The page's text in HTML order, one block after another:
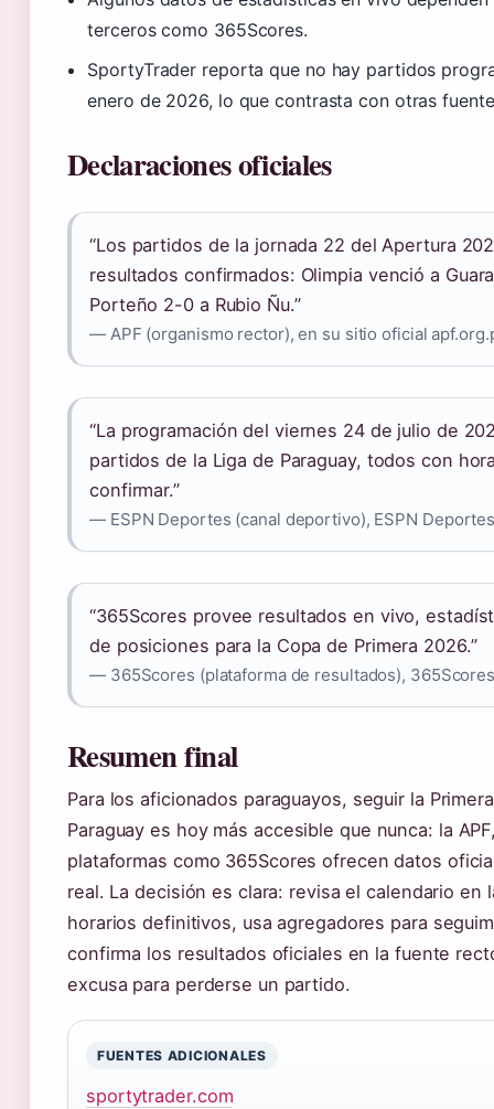
terceros como 365Scores.
SportyTrader reporta que no hay partidos
enero de 2026, lo que contrasta con otras
Declaraciones oficiales
“Los partidos de la jornada 22 del Apertura
resultados confirmados: Olimpia venció a
Porteño 2-0 a Rubio Ñu.”
— APF (organismo rector), en su sitio oficial
“La programación del viernes 24 de julio de
partidos de la Liga de Paraguay, todos con
confirmar.”
— ESPN Deportes (canal deportivo), ESPN
“365Scores provee resultados en vivo,
de posiciones para la Copa de Primera 2026.”
— 365Scores (plataforma de resultados),
Resumen final
Para los aficionados paraguayos, seguir la
Paraguay es hoy más accesible que nunca: la
plataformas como 365Scores ofrecen datos
real. La decisión es clara: revisa el calendario en
horarios definitivos, usa agregadores para
confirma los resultados oficiales en la fuente
excusa para perderse un partido.
FUENTES ADICIONALES
sportytrader.com